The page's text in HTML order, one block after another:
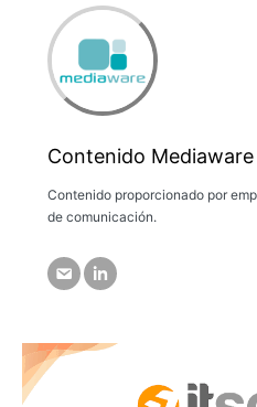
Contenido Mediaware
Contenido proporcionado por
de comunicación.